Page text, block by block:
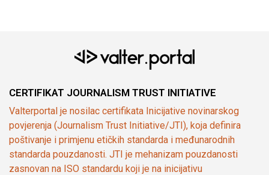
CERTIFIKAT JOURNALISM TRUST INITIATIVE
Valterportal je nosilac certifikata Inicijative novinarskog
povjerenja (Journalism Trust Initiative/JTI), koja definira
poštivanje i primjenu etičkih standarda i međunarodnih
standarda pouzdanosti. JTI je mehanizam pouzdanosti
zasnovan na ISO standardu koji je na inicijativu